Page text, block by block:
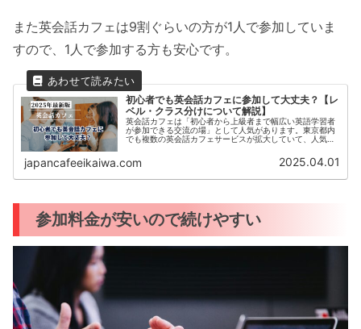
また英会話カフェは9割ぐらいの方が1人で参加していま
すので、1人で参加する方も安心です。
初心者でも英会話カフェに参加して大丈夫？【レ
ベル・クラス分けについて解説】
英会話カフェは「初心者から上級者まで幅広い英語学習者
が参加できる交流の場」として人気があります。東京都内
でも複数の英会話カフェサービスが拡大していて、人気は
japancafeeikaiwa.com 2025.04.01
参加料金が安いので続けやすい